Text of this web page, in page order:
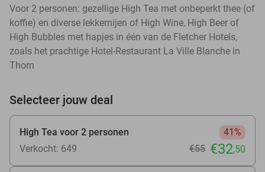
Voor 2 personen: gezellige High Tea met onbeperkt thee (of
koffie) en diverse lekkernijen of High Wine, High Beer of
High Bubbles met hapjes in één van de Fletcher Hotels,
zoals het prachtige Hotel-Restaurant La Ville Blanche in
Thorn
Selecteer jouw deal
High Tea voor 2 personen
41%
Verkocht: 649
€55 €32,50